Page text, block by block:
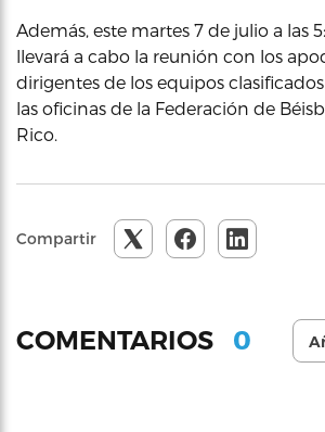
Además, este martes 7 de julio a las
llevará a cabo la reunión con los
dirigentes de los equipos
las oficinas de la Federación de
Rico.
Compartir
COMENTARIOS 0